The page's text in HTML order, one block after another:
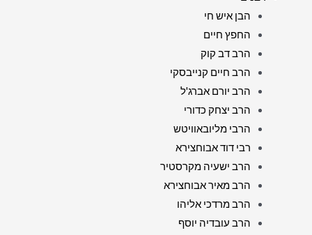
הבן איש חי
החפץ חיים
הרב דב קוק
הרב חיים קנייבסקי
הרב יורם אברג'ל
הרב יצחק כדורי
הרבי מליובאוויטש
רבי דוד אבוחצירא
הרב ישעיה מקרסטיר
הרב מאיר אבוחצירא
הרב מרדכי אליהו
הרב עובדיה יוסף